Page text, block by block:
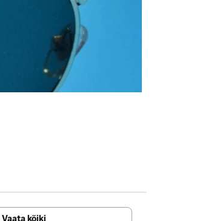
Vaata kõiki